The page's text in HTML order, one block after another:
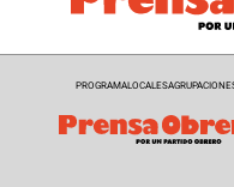
PROGRAMALOCALES